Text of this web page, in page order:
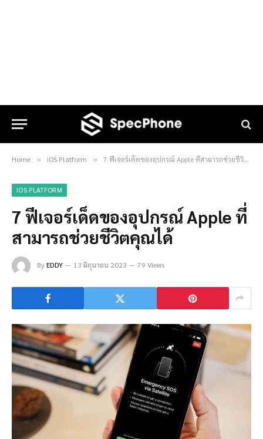
Home » iOS Platform » 7 ฟีเจอร์เด็ดของอุปกรณ์ Apple ที่สามารถช่วยชีวิตคุณได้
IOS PLATFORM
7 ฟีเจอร์เด็ดของอุปกรณ์ Apple ที่
สามารถช่วยชีวิตคุณได้
ByEDDY 13 มิถุนายน 2023 79 Views